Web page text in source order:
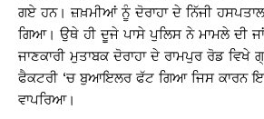
ਗਏ ਹਨ। ਜ਼ਖ਼ਮੀਆਂ ਨੂੰ ਦੋਰਾਹਾ ਦੇ ਨਿੱਜੀ
ਗਿਆ। ਉਥੇ ਹੀ ਦੂਜੇ ਪਾਸੇ ਪੁਲਿਸ ਨੇ ਮਾਮਲੇ ਦੀ
ਜਾਣਕਾਰੀ ਮੁਤਾਬਕ ਦੋਰਾਹਾ ਦੇ ਰਾਮਪੁਰ ਰੋਡ
ਫੈਕਟਰੀ ‘ਚ ਬੁਆਇਲਰ ਫੱਟ ਗਿਆ ਜਿਸ ਕਾਰਨ
ਵਾਪਰਿਆ।